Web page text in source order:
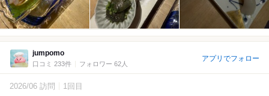
jumpomo
口コミ 233件 フォロワー 62人
アプリでフォロー
2026/06 訪問 1回目